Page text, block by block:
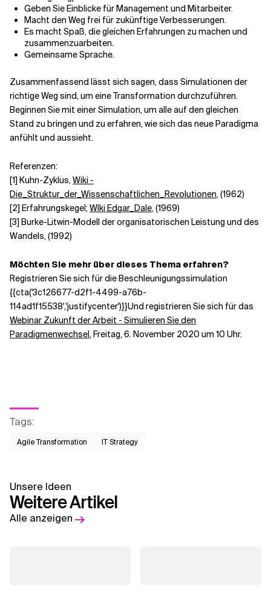
Geben Sie Einblicke für Management und Mitarbeiter.
Macht den Weg frei für zukünftige Verbesserungen.
Es macht Spaß, die gleichen Erfahrungen zu machen und
zusammenzuarbeiten.
Gemeinsame Sprache.
Zusammenfassend lässt sich sagen, dass Simulationen der
richtige Weg sind, um eine Transformation durchzuführen.
Beginnen Sie mit einer Simulation, um alle auf den gleichen
Stand zu bringen und zu erfahren, wie sich das neue Paradigma
anfühlt und aussieht.
Referenzen:
[1] Kuhn-Zyklus,Wiki -
Die_Struktur_der_Wissenschaftlichen_Revolutionen, (1962)
[2] Erfahrungskegel;WIki Edgar_Dale, (1969)
[3] Burke-Litwin-Modell der organisatorischen Leistung und des
Wandels, (1992)
Möchten Sie mehr über dieses Thema erfahren?
Registrieren Sie sich für die Beschleunigungssimulation
{{cta('3c126677-d2f1-4499-a76b-
114ad1f15538','justifycenter')}}Und registrieren Sie sich für das
Webinar Zukunft der Arbeit - Simulieren Sie den
Paradigmenwechsel, Freitag, 6. November 2020 um 10 Uhr.
Tags:
Agile Transformation IT Strategy
Unsere Ideen
Weitere Artikel
Alle anzeigen